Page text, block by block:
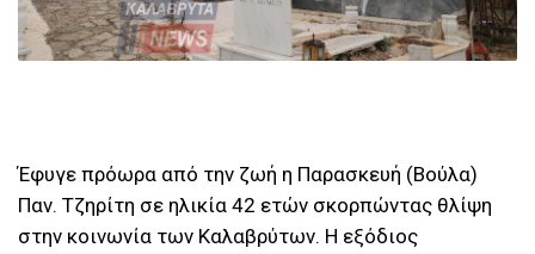
Έφυγε πρόωρα από την ζωή η Παρασκευή (Βούλα)
Παν. Τζηρίτη σε ηλικία 42 ετών σκορπώντας θλίψη
στην κοινωνία των Καλαβρύτων. Η εξόδιος